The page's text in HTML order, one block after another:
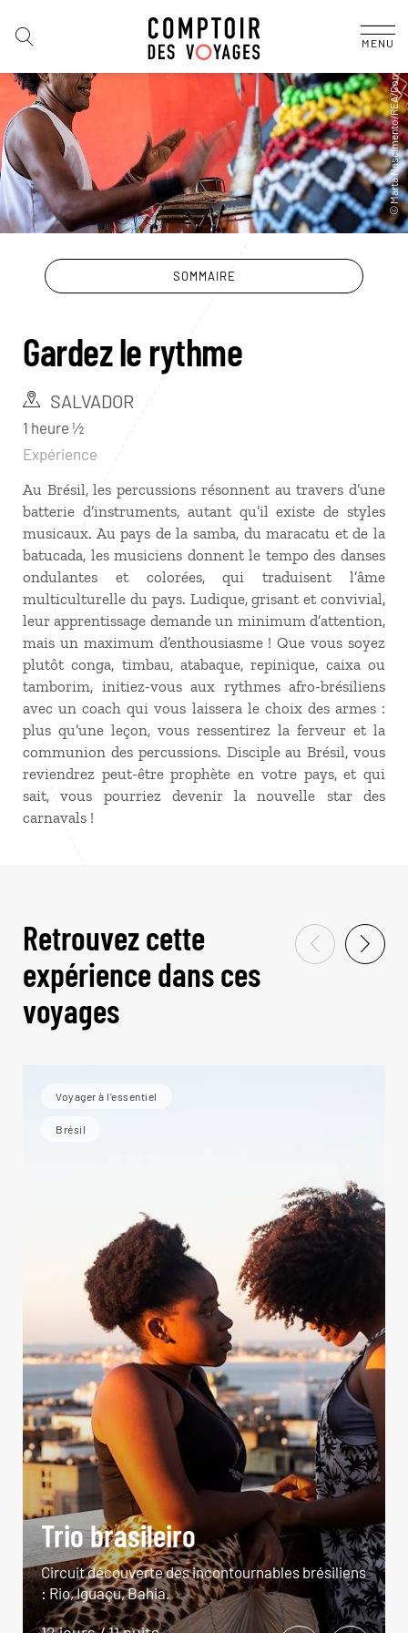
MENU
SOMMAIRE
Gardez le rythme
SALVADOR
1 heure ½
Expérience
Au Brésil, les percussions résonnent au travers d’une
batterie d’instruments, autant qu’il existe de styles
musicaux. Au pays de la samba, du maracatu et de la
batucada, les musiciens donnent le tempo des danses
ondulantes et colorées, qui traduisent l’âme
multiculturelle du pays. Ludique, grisant et convivial,
leur apprentissage demande un minimum d’attention,
mais un maximum d’enthousiasme ! Que vous soyez
plutôt conga, timbau, atabaque, repinique, caixa ou
tamborim, initiez-vous aux rythmes afro-brésiliens
avec un coach qui vous laissera le choix des armes :
plus qu’une leçon, vous ressentirez la ferveur et la
communion des percussions. Disciple au Brésil, vous
reviendrez peut-être prophète en votre pays, et qui
sait, vous pourriez devenir la nouvelle star des
carnavals !
Retrouvez cette
expérience dans ces
voyages
Voyager à l’essentiel
Brésil
Trio brasileiro
Circuit découverte des incontournables brésiliens
: Rio, Iguaçu, Bahia.